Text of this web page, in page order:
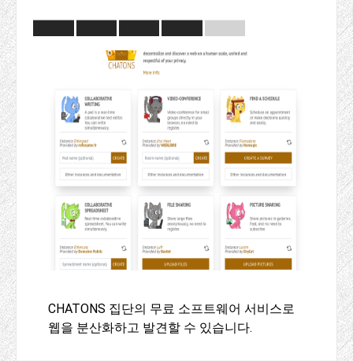
CHATONS 집단의 무료 소프트웨어 서비스로
웹을 분산화하고 발견할 수 있습니다.